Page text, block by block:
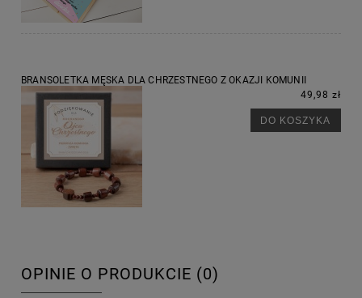
BRANSOLETKA MĘSKA DLA CHRZESTNEGO Z OKAZJI KOMUNII
49,98 zł
DO KOSZYKA
OPINIE O PRODUKCIE (0)